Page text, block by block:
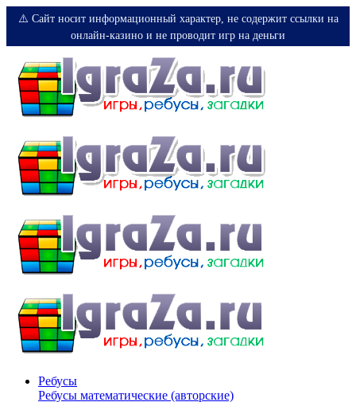
⚠️ Сайт носит информационный характер, не содержит ссылки на
онлайн-казино и не проводит игр на деньги
Ребусы
Ребусы математические (авторские)